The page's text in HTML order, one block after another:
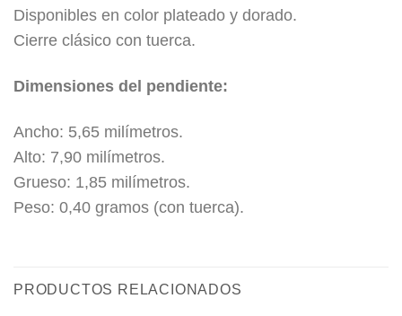
Disponibles en color plateado y dorado.
Cierre clásico con tuerca.
Dimensiones del pendiente:
Ancho: 5,65 milímetros.
Alto: 7,90 milímetros.
Grueso: 1,85 milímetros.
Peso: 0,40 gramos (con tuerca).
PRODUCTOS RELACIONADOS